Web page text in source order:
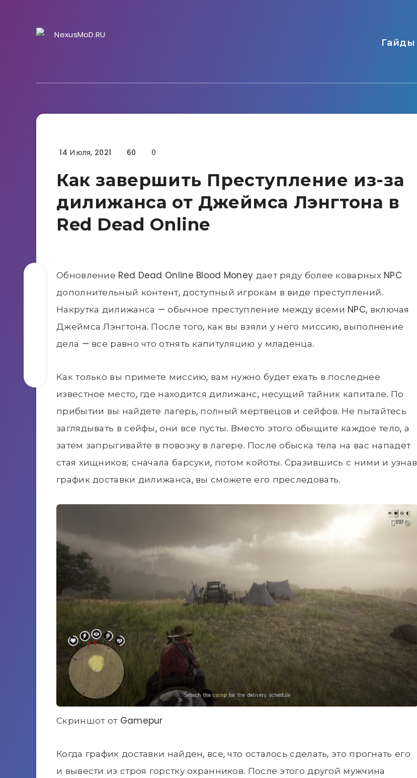
Гайды
Гайды
14 Июля, 2021 60 0
Как завершить Преступление из-за
дилижанса от Джеймса Лэнгтона в
Red Dead Online
Обновление Red Dead Online Blood Money дает ряду более коварных NPC
дополнительный контент, доступный игрокам в виде преступлений.
Накрутка дилижанса — обычное преступление между всеми NPC, включая
Джеймса Лэнгтона. После того, как вы взяли у него миссию, выполнение
дела — все равно что отнять капитуляцию у младенца.
Как только вы примете миссию, вам нужно будет ехать в последнее
известное место, где находится дилижанс, несущий тайник капитале. По
прибытии вы найдете лагерь, полный мертвецов и сейфов. Не пытайтесь
заглядывать в сейфы, они все пусты. Вместо этого обыщите каждое тело, а
затем запрыгивайте в повозку в лагере. После обыска тела на вас нападет
стая хищников; сначала барсуки, потом койоты. Сразившись с ними и узнав
график доставки дилижанса, вы сможете его преследовать.
Скриншот от Gamepur
Когда график доставки найден, все, что осталось сделать, это прогнать его
и вывести из строя горстку охранников. После этого другой мужчина